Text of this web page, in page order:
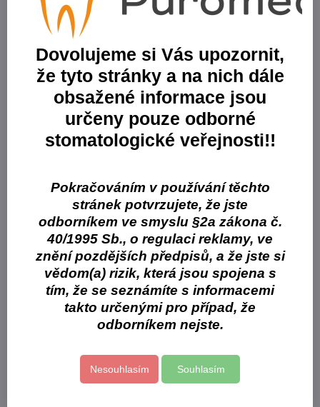
Okluzální úpravy maximální intercuspidace
Intermaxilární nastavovací klíče pro centrické, vyčnívající nebo
boční polohy
Gnatologické hodnocení
Diagnostické vyšetření poruch kraniální-mandibulární-cervikální
Ortodontická centrická okluze
Vlastnosti
Přesný a stabilní vinylpolysiloxan vyrobený speciálně pro
Velmi jemná konzistence materiálu zaručuje komfort pro
Přesná reprodukce okluzních detailů
Vysoká tvrdost 95 Shore A
Odstraňuje přebytečný materiál a pomáhá snižovat chyby
okluze způsobené pohyby čelistí během otisku
Zajišťuje snadné frézování
Extrémně rychlé, pouze 60 vteřin v ústech = zajišťuje pohodlí
pro pacienta a šetří čas zubního lékaře
Vysoká přesnost 2 µm
Rozměrová odchylka pouhých -0,05 % po 24 hodinách
Dovolujeme si Vás upozornit,
že tyto stránky a na nich dále
obsažené informace jsou
určeny pouze odborné
stomatologické veřejnosti!!
Pokračováním v používání těchto
stránek potvrzujete, že jste
odborníkem ve smyslu §2a zákona č.
40/1995 Sb., o regulaci reklamy, ve
znění pozdějších předpisů, a že jste si
vědom(a) rizik, která jsou spojena s
tím, že se seznámíte s informacemi
takto určenými pro případ, že
odborníkem nejste.
Nesouhlasím Souhlasím